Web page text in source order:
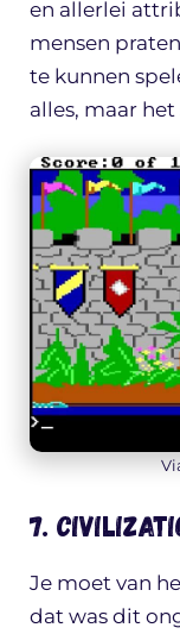
en allerlei
mensen
te kunnen
alles, maar
7.
Je moet van
dat was dit